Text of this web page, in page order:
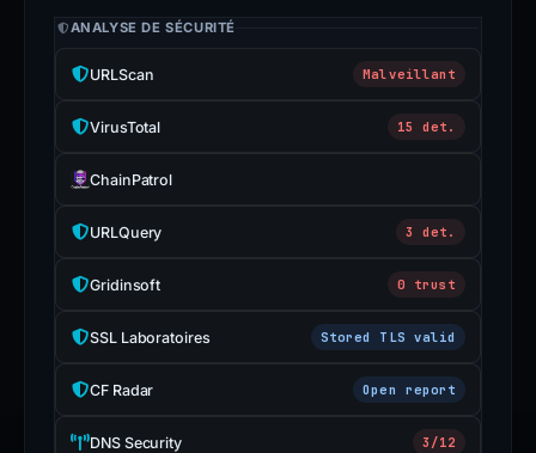
ANALYSE DE SÉCURITÉ
URLScan Malveillant
VirusTotal 15 det.
ChainPatrol
URLQuery 3 det.
Gridinsoft 0 trust
SSL Laboratoires Stored TLS valid
CF Radar Open report
DNS Security 3/12